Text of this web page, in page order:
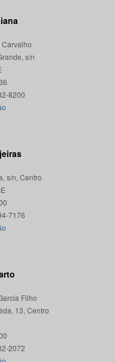
s/n
s/n, Centro
Filho
13, Centro